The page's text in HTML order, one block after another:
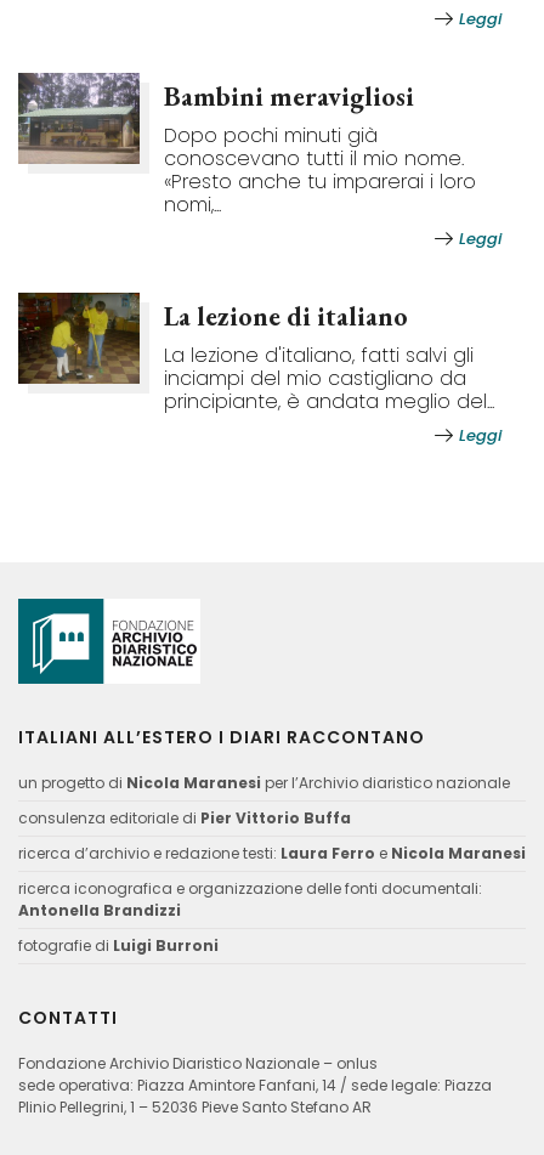
Leggi
Bambini meravigliosi
Dopo pochi minuti già
conoscevano tutti il mio nome.
«Presto anche tu imparerai i loro
nomi,...
Leggi
La lezione di italiano
La lezione d'italiano, fatti salvi gli
inciampi del mio castigliano da
principiante, è andata meglio del...
Leggi
ITALIANI ALL’ESTERO I DIARI RACCONTANO
un progetto di Nicola Maranesi per l’Archivio diaristico nazionale
consulenza editoriale di Pier Vittorio Buffa
ricerca d’archivio e redazione testi: Laura Ferro e Nicola Maranesi
ricerca iconografica e organizzazione delle fonti documentali:
Antonella Brandizzi
fotografie di Luigi Burroni
CONTATTI
Fondazione Archivio Diaristico Nazionale – onlus
sede operativa: Piazza Amintore Fanfani, 14 / sede legale: Piazza
Plinio Pellegrini, 1 – 52036 Pieve Santo Stefano AR